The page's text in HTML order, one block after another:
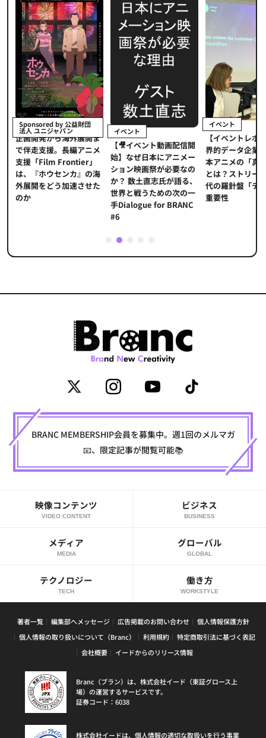
Sponsored by 公益財団
法人 ユニジャパン
企画開発から海外展開ま
で伴走支援。長編アニメ
支援「Film Frontier」
は、『ホウセンカ』の海
外展開をどう加速させた
のか
イベント
【🎥イベント動画配信開
始】なぜ日本にアニメー
ション映画祭が必要なの
か？ 数土直志氏が語る、
世界と戦うための次の一
手Dialogue for BRANC
#6
イベント
【イベントレポ
界的データ企業
本アニメの「真
とは？ストリー
代の羅針盤「デ
重要性
2
BRANC MEMBERSHIP会員を募集中。週1回のメルマガ
📧、限定記事が閲覧可能📚
映像コンテンツ
VIDEO CONTENT
ビジネス
BUSINESS
メディア
MEDIA
グローバル
GLOBAL
テクノロジー
TECH
働き方
WORKSTYLE
著者一覧 編集部へメッセージ 広告掲載のお問い合わせ
個人情報保護方針
個人情報の取り扱いについて（Branc）
利用規約
特定商取引法に基づく表記
会社概要
イードからのリリース情報
Branc（ブラン）は、株式会社イード（東証グロース上
場）の運営するサービスです。
証券コード：6038
株式会社イードは、個人情報の適切な取扱いを行う事業